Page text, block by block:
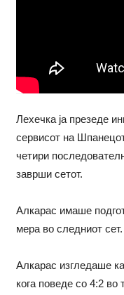
Лехечка ја презеде
сервисот на
четири
заврши сетот.
Алкарас имаше
мера во следниот сет.
Алкарас изгледаше
кога поведе со 4:2 во